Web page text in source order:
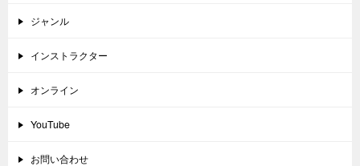
ジャンル
インストラクター
オンライン
YouTube
お問い合わせ